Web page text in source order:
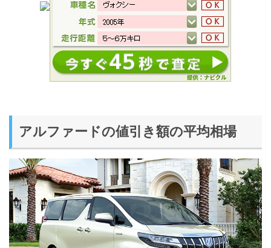
アルファードの値引き額の平均相場